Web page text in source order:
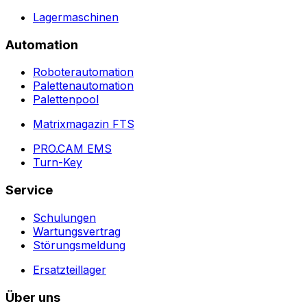
Lagermaschinen
Automation
Roboterautomation
Palettenautomation
Palettenpool
Matrixmagazin FTS
PRO.CAM EMS
Turn-Key
Service
Schulungen
Wartungsvertrag
Störungsmeldung
Ersatzteillager
Über uns